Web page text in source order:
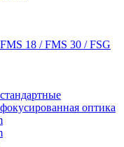
18 / FMS 30 / FSG
оптика